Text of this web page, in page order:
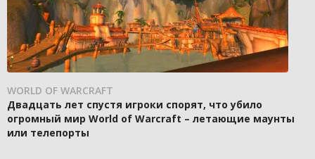
WORLD OF WARCRAFT
Двадцать лет спустя игроки спорят, что убило
огромный мир World of Warcraft – летающие маунты
или телепорты